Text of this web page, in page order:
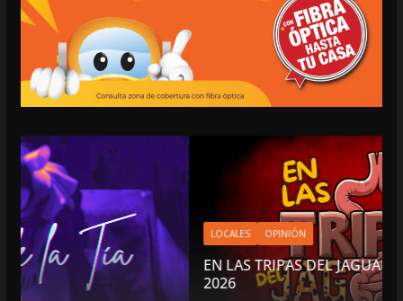
LOCALES OPINIÓN
EN LAS TRIPAS DEL JAGUAR: 07 DE AGOSTO DE